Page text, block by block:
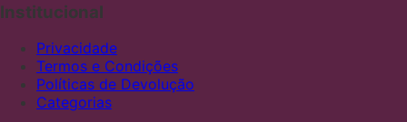
Institucional
Privacidade
Termos e Condições
Políticas de Devolução
Categorias